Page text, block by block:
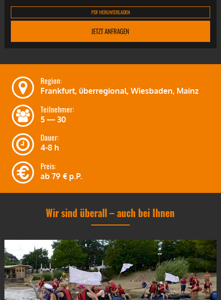
PDF HERUNTERLADEN
JETZT ANFRAGEN
Region:
Frankfurt, überregional, Wiesbaden, Mainz
Teilnehmer:
5 — 30
Dauer:
4-8 h
Preis:
ab 79 €p.P.
Wir sind überall – auch bei Ihnen